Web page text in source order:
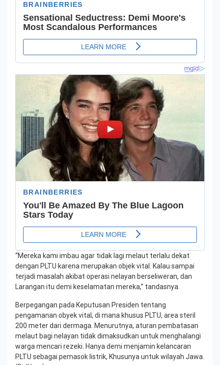
“Mereka kami imbau agar tidak lagi melaut terlalu dekat
dengan PLTU karena merupakan objek vital. Kalau sampai
terjadi masalah akibat operasi nelayan berseliweran, dan
Larangan itu demi keselamatan mereka,” tandasnya.
Berpegangan pada Keputusan Presiden tentang
pengamanan obyek vital, di mana khusus PLTU, area steril
200 meter dari dermaga. Menurutnya, aturan pembatasan
melaut bagi nelayan tidak dimaksudkan untuk menghalangi
warga mencari rezeki. Hanya demi menjamin kelancaran
PLTU sebagai pemasok listrik, Khusunya untuk wilayah Jawa.